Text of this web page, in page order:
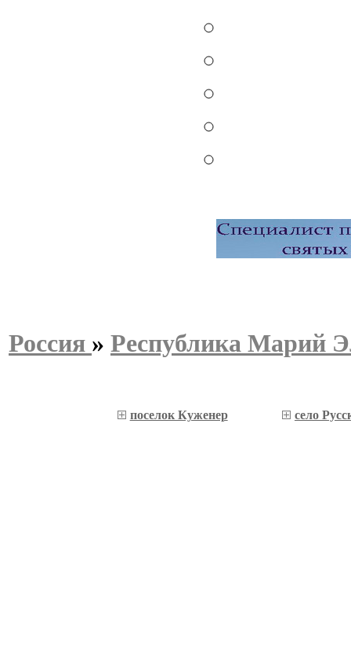
Россия » Республика Марий
поселок Куженер село